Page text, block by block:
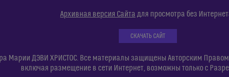
Архивная версия Сайта для просмотра без
СКАЧАТЬ САЙТ
Марии ДЭВИ ХРИСТОС. Все материалы защищены Авторским
включая размещение в сети Интернет, возможны только с